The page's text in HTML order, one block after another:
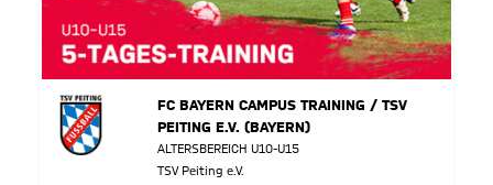
FC BAYERN CAMPUS TRAINING / TSV
PEITING E.V. (BAYERN)
ALTERSBEREICH U10-U15
TSV Peiting e.V.